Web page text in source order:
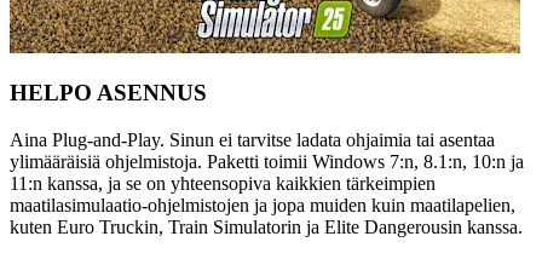
HELPO ASENNUS
Aina Plug-and-Play. Sinun ei tarvitse ladata ohjaimia tai asentaa
ylimääräisiä ohjelmistoja. Paketti toimii Windows 7:n, 8.1:n, 10:n ja
11:n kanssa, ja se on yhteensopiva kaikkien tärkeimpien
maatilasimulaatio-ohjelmistojen ja jopa muiden kuin maatilapelien,
kuten Euro Truckin, Train Simulatorin ja Elite Dangerousin kanssa.